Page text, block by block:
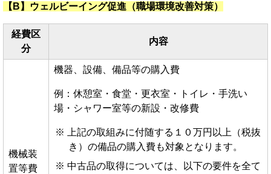
【B】ウェルビーイング促進（職場環境改善対策）
経費区
分
内容
機械装
置等費
機器、設備、備品等の購入費
例：休憩室・食堂・更衣室・トイレ・手洗い
場・シャワー室等の新設・改修費
上記の取組みに付随する１０万円以上（税抜
き）の備品の購入費も対象となります。
中古品の取得については、以下の要件を全て